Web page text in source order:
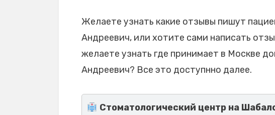
Желаете узнать какие отзывы пишут
Андреевич, или хотите сами написать
желаете узнать где принимает в Москве
Андреевич? Все это доступнно далее.
Стоматологический центр на